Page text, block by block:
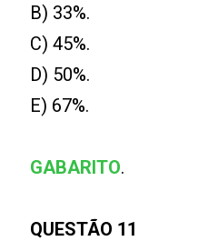
B) 33%.
C) 45%.
D) 50%.
E) 67%.
GABARITO.
QUESTÃO 11